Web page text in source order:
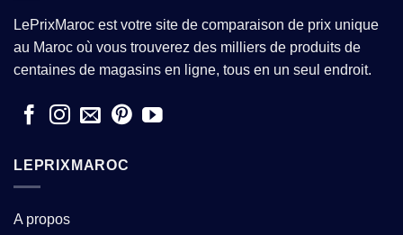
LePrixMaroc est votre site de comparaison de prix unique
au Maroc où vous trouverez des milliers de produits de
centaines de magasins en ligne, tous en un seul endroit.
LEPRIXMAROC
A propos